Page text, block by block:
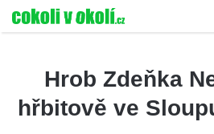
Hrob Zdeňka
hřbitově ve